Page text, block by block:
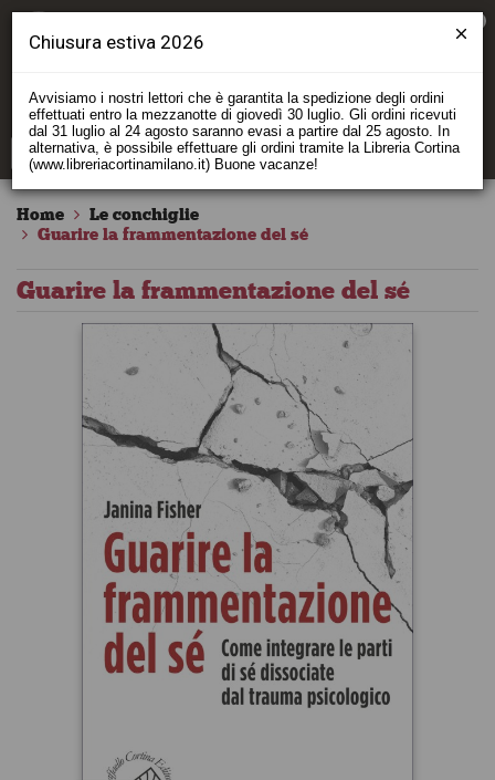
Home
Le conchiglie
Guarire la frammentazione del sé
Guarire la frammentazione del sé
Chiusura estiva 2026
Avvisiamo i nostri lettori che è garantita la spedizione degli ordini
effettuati entro la mezzanotte di giovedì 30 luglio. Gli ordini ricevuti
dal 31 luglio al 24 agosto saranno evasi a partire dal 25 agosto. In
alternativa, è possibile effettuare gli ordini tramite la Libreria Cortina
(www.libreriacortinamilano.it) Buone vacanze!